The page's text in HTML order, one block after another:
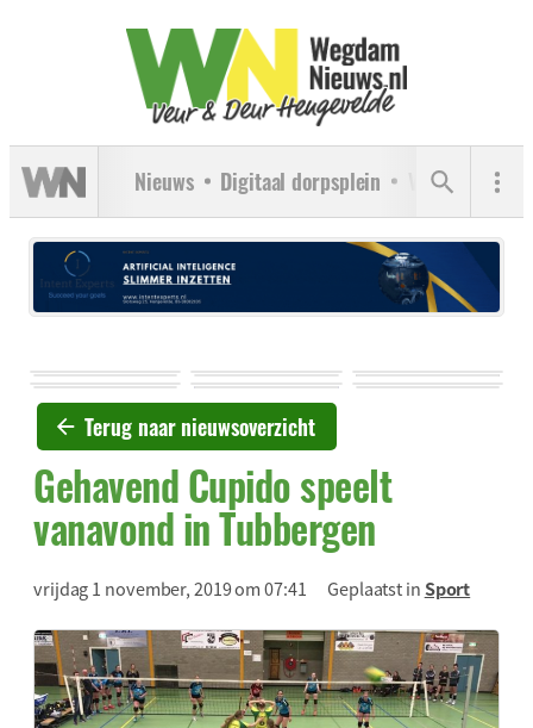
Nieuws Digitaal dorpsplein Verenigingen
Terug naar nieuwsoverzicht
Gehavend Cupido speelt
vanavond in Tubbergen
vrijdag 1 november, 2019 om 07:41 Geplaatst inSport